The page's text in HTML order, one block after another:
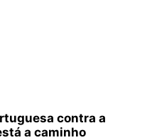
contra a
a caminho